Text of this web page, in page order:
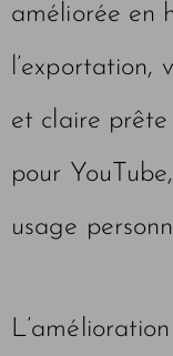
améliorée en
l’exportation,
et claire
pour
usage